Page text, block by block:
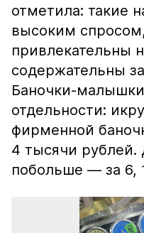
отметила: такие
высоким
привлекательны
содержательны
Баночки-
отдельности:
фирменной
4 тысячи
побольше — за 6,